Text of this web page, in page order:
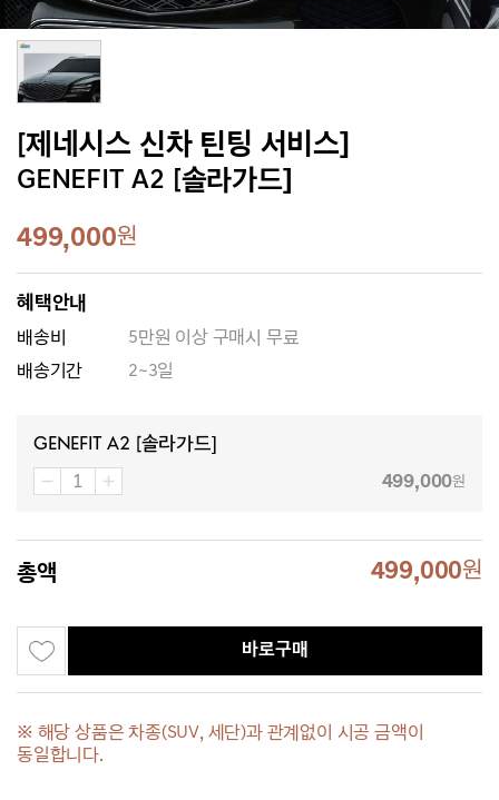
[제네시스 신차 틴팅 서비스]
GENEFIT A2 [솔라가드]
499,000원
혜택안내
배송비
5만원 이상 구매시 무료
배송기간
2~3일
GENEFIT A2 [솔라가드]
499,000원
총액 499,000원
바로구매
※ 해당 상품은 차종(SUV, 세단)과 관계없이 시공 금액이
동일합니다.